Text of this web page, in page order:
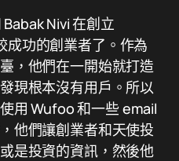
Nivi 在創立
功的創業者了。作為
，他們在一開始就打造
現根本沒有用戶。所以
用 Wufoo 和一些 email
他們讓創業者和天使投
是投資的資訊，然後他